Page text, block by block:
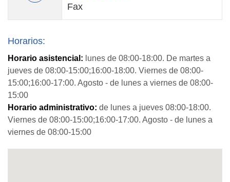
Fax
Horarios:
Horario asistencial: lunes de 08:00-18:00. De martes a
jueves de 08:00-15:00;16:00-18:00. Viernes de 08:00-
15:00;16:00-17:00. Agosto - de lunes a viernes de 08:00-
15:00
Horario administrativo: de lunes a jueves 08:00-18:00.
Viernes de 08:00-15:00;16:00-17:00. Agosto - de lunes a
viernes de 08:00-15:00